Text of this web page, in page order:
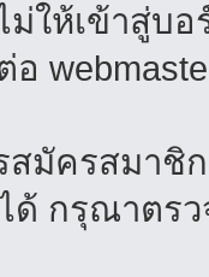
ให้เข้าสู่บอ
มัครสมาชิ
ด้ กรุณาตร